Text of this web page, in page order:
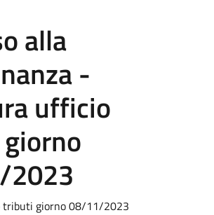
alla
-
ufficio
tributi giorno 08/11/2023